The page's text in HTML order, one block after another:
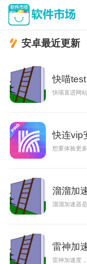
安卓最近更新
快喵
快喵直进网
快连vip
想要体验更
溜溜加
溜溜加速器
雷神加
雷神加速度